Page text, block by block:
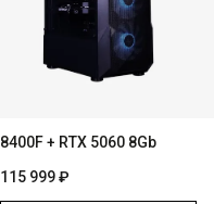
8400F + RTX 5060 8Gb
115 999 ₽